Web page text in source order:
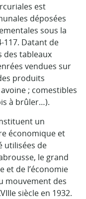
est
déposées
sous la
117. Datant de
des tableaux
vendues sur
produits
; comestibles
à brûler…).
un
économique et
utilisées de
le grand
et de l’économie
mouvement des
siècle en 1932.